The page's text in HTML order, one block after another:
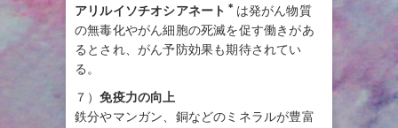
アリルイソチオシアネート ＊ は発がん物質
の無毒化やがん細胞の死滅を促す働きがあ
るとされ、がん予防効果も期待されてい
る。
７）免疫力の向上
鉄分やマンガン、銅などのミネラルが豊富